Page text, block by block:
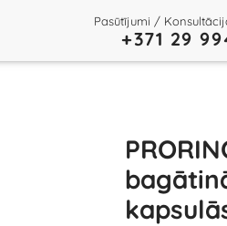
Pasūtījumi /
+371 29